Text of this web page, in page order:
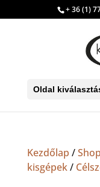
+ 36 (1)
Oldal
Kezdőlap /Shop
kisgépek/